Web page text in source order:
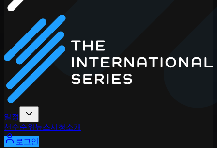
일정
선수순위 뉴스시청소개
로그인